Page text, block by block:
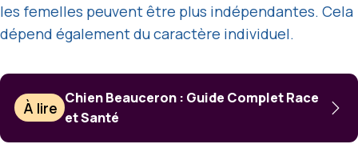
les femelles peuvent être plus indépendantes. Cela
dépend également du caractère individuel.
À lire
Chien Beauceron : Guide Complet Race
et Santé